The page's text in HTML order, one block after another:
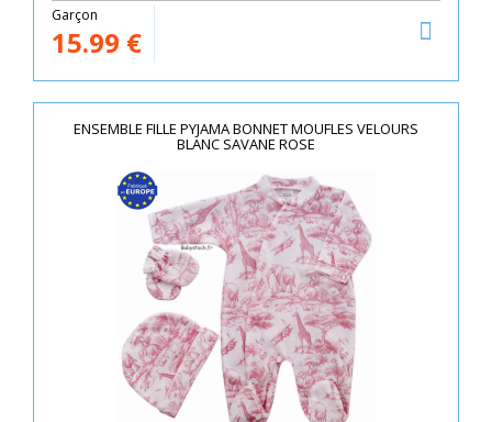
Garçon
15.99 €
ENSEMBLE FILLE PYJAMA BONNET MOUFLES VELOURS
BLANC SAVANE ROSE